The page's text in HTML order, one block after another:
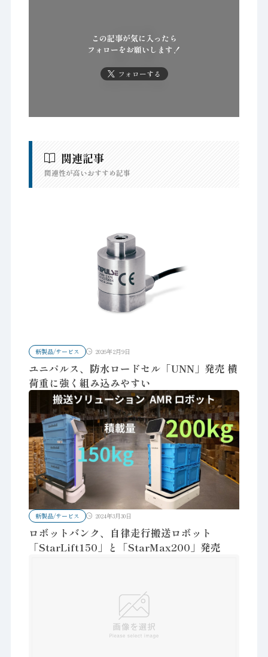
この記事が気に入ったら
フォローをお願いします！
フォローする
関連記事
関連性が高いおすすめ記事
新製品/サービス 2026年2月9日
ユニパルス、防水ロードセル「UNN」発売 横
荷重に強く組み込みやすい
新製品/サービス 2024年3月30日
ロボットバンク、自律走行搬送ロボット
「StarLift150」と「StarMax200」発売